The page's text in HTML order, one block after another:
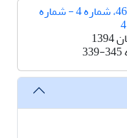
دوره 46، شماره 4 - شماره
339-345